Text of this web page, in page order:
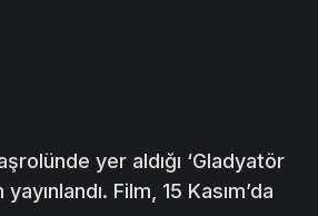
yer aldığı ‘Gladyatör
Film, 15 Kasım’da